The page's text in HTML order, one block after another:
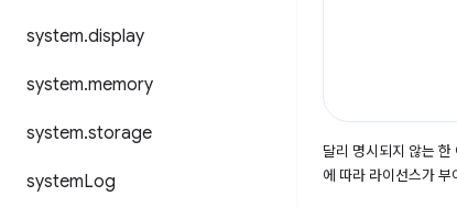
system.display
system.memory
system.storage
systemLog
달리 명시되지 않는
에 따라 라이선스가